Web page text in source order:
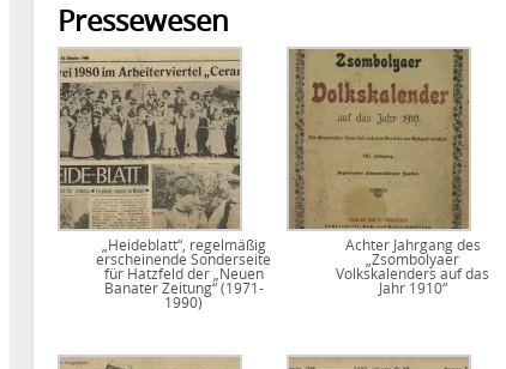
Pressewesen
„Heideblatt“, regelmäßig
erscheinende Sonderseite
für Hatzfeld der „Neuen
Banater Zeitung“ (1971-
1990)
Achter Jahrgang des
„Zsombolyaer
Volkskalenders auf das
Jahr 1910“